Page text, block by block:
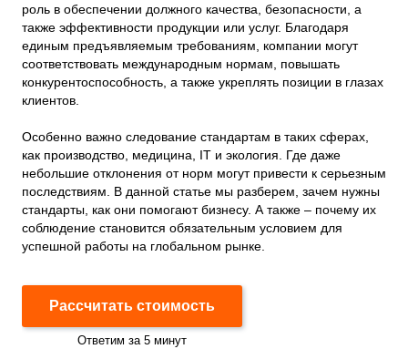
роль в обеспечении должного качества, безопасности, а
также эффективности продукции или услуг. Благодаря
единым предъявляемым требованиям, компании могут
соответствовать международным нормам, повышать
конкурентоспособность, а также укреплять позиции в глазах
клиентов.
Особенно важно следование стандартам в таких сферах,
как производство, медицина, IT и экология. Где даже
небольшие отклонения от норм могут привести к серьезным
последствиям. В данной статье мы разберем, зачем нужны
стандарты, как они помогают бизнесу. А также – почему их
соблюдение становится обязательным условием для
успешной работы на глобальном рынке.
Рассчитать стоимость
Ответим за 5 минут